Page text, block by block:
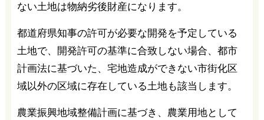
ない土地は物納劣後財産になります。
都道府県知事の許可が必要な開発を予定している
土地で、開発許可の基準に合致しない場合、都市
計画法に基づいた、宅地造成ができない市街化区
域以外の区域に存在している土地も該当します。
農業振興地域整備計画に基づき、農業用地として